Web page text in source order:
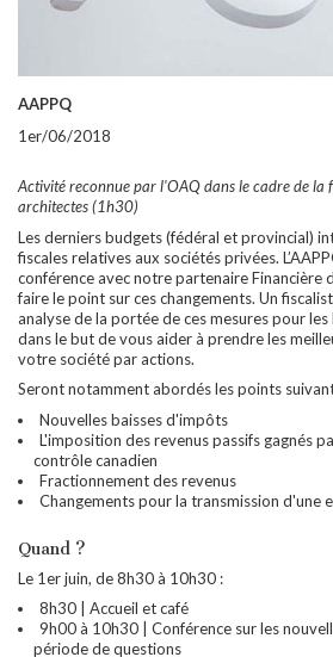
AAPPQ
1er/06/2018
Activité reconnue par l'OAQ dans le cadre de la
architectes (1h30)
Les derniers budgets (fédéral et provincial)
fiscales relatives aux sociétés privées.
conférence avec notre partenaire Financière
faire le point sur ces changements. Un
analyse dela portée de ces mesures pour les
dans le but de vous aider à prendre les
votre société par actions.
Seront notamment abordés les points
Nouvelles baisses d'impôts
L'imposition des revenus passifs gagnés
contrôle canadien
Fractionnement des revenus
Changements pour la transmission d'une
Quand ?
Le 1er juin, de 8h30 à 10h30 :
8h30 | Accueil et café
9h00 à 10h30 | Conférence sur les
période de questions